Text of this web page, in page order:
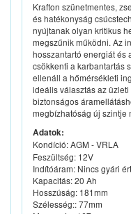
Krafton szünetmentes,
és hatékonyság
nyújtanak olyan kritikus
megszűnik működni. Az
hosszantartó energiát és
csökkenti a karbantartás
ellenáll a hőmérsékleti
ideális választás az
biztonságos
megbízhatóság új szintje
Adatok:
Kondíció:AGM - VRLA
Feszültség: 12V
Indítóáram: Nincs gyári
Kapacitás: 20 Ah
Hosszúság: 181mm
Szélesség:: 77mm